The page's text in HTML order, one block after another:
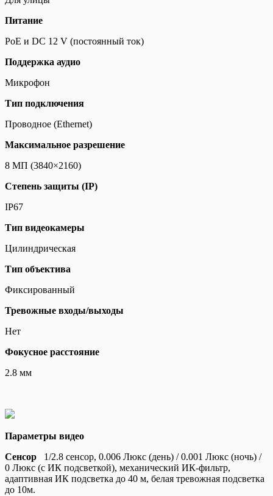
Питание
PoE и DC 12 V (постоянный ток)
Поддержка аудио
Микрофон
Тип подключения
Проводное (Ethernet)
Максимальное разрешение
8 МП (3840×2160)
Степень защиты (IP)
IP67
Тип видеокамеры
Цилиндрическая
Тип объектива
Фиксированный
Тревожные входы/выходы
Нет
Фокусное расстояние
2.8 мм
Параметры видео
Сенсор
1/2.8 сенсор, 0.006 Люкс (день) / 0.001 Люкс (ночь) /
0 Люкс (с ИК подсветкой), механический ИК-фильтр,
адаптивная ИК подсветка до 40 м, белая тревожная подсветка
до 10м.